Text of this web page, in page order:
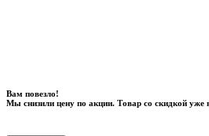
Вам повезло!
Мы снизили цену по акции. Товар со скидкой уже